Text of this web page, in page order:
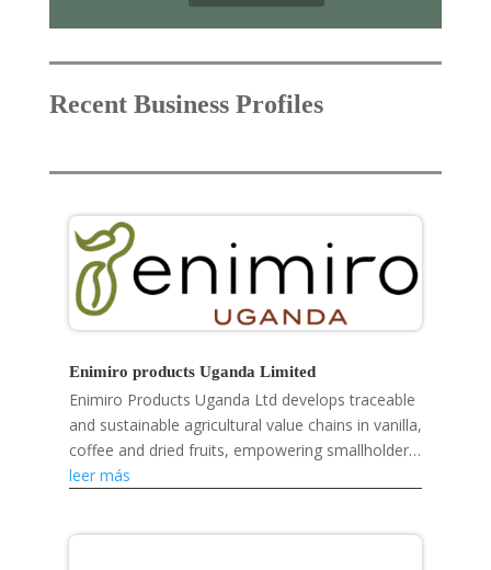
Recent Business Profiles
Enimiro products Uganda Limited
Enimiro Products Uganda Ltd develops traceable
and sustainable agricultural value chains in vanilla,
coffee and dried fruits, empowering smallholder
farmers, strengthening rural livelihoods and...
leer más